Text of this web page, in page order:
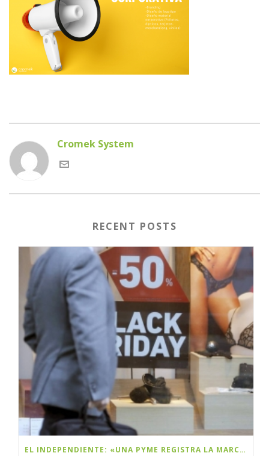
Cromek System
RECENT POSTS
EL INDEPENDIENTE: «UNA PYME REGISTRA LA MARCA BLACK FRIDAY Y PLANEA COBRAR DERECHOS A LAS MULTINACIONALES»